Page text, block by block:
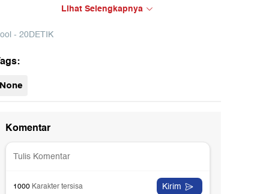
Lihat Selengkapnya
- 20DETIK
None